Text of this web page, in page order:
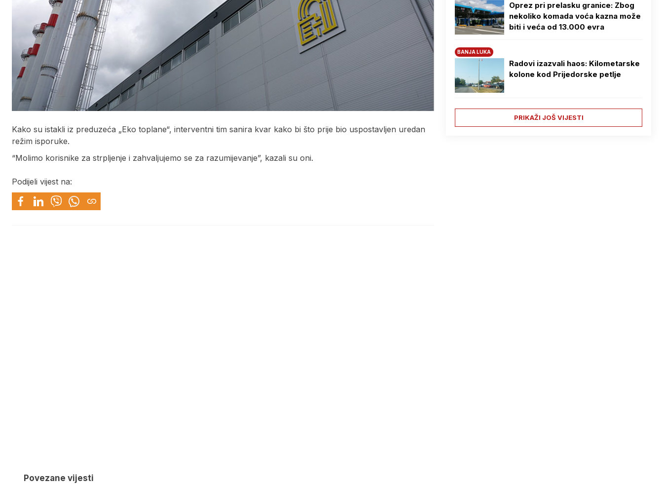
Kako su istakli iz preduzeća „Eko toplane“, interventni tim sanira kvar kako bi što prije bio uspostavljen uredan
režim isporuke.
“Molimo korisnike za strpljenje i zahvaljujemo se za razumijevanje”, kazali su oni.
Podijeli vijest na:
Povezane vijesti
Oprez pri prelasku granice: Zbog
nekoliko komada voća kazna može
biti i veća od 13.000 evra
BANJA LUKA
Radovi izazvali haos: Kilometarske
kolone kod Prijedorske petlje
PRIKAŽI JOŠ VIJESTI